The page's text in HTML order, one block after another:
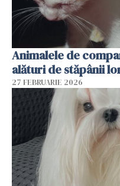
Animalele de
alături de stăpânii
27 FEBRUARIE 2026